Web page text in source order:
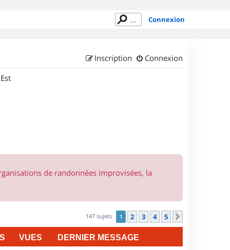
Connexion
Connexion
Inscription
de randonnées improvisées, la
147 sujets 1 2 3 4 5
VUES DERNIER MESSAGE